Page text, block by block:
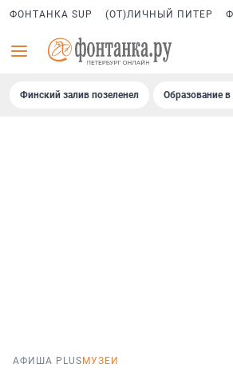
ФОНТАНКА SUP (ОТ)ЛИЧНЫЙ ПИТЕР
Финский залив позеленел Образование в
АФИША PLUS МУЗЕИ